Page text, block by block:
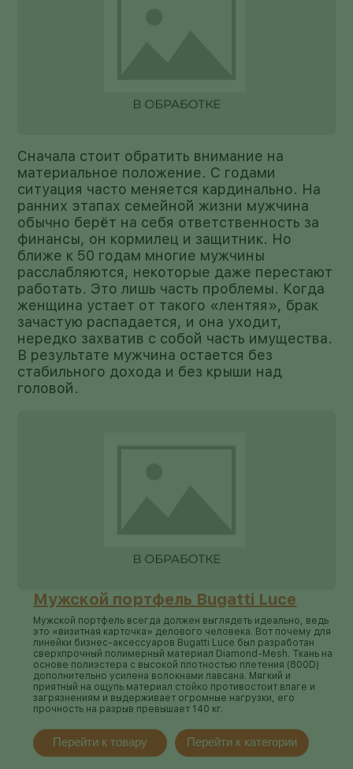
Сначала стоит обратить внимание на
материальное положение. С годами
ситуация часто меняется кардинально. На
ранних этапах семейной жизни мужчина
обычно берёт на себя ответственность за
финансы, он кормилец и защитник. Но
ближе к 50 годам многие мужчины
расслабляются, некоторые даже перестают
работать. Это лишь часть проблемы. Когда
женщина устает от такого «лентяя», брак
зачастую распадается, и она уходит,
нередко захватив с собой часть имущества.
В результате мужчина остается без
стабильного дохода и без крыши над
головой.
Мужской портфель Bugatti Luce
Мужской портфель всегда должен выглядеть идеально, ведь
это «визитная карточка» делового человека. Вот почему для
линейки бизнес-аксессуаров Bugatti Luce был разработан
сверхпрочный полимерный материал Diamond-Mesh. Ткань на
основе полиэстера с высокой плотностью плетения (800D)
дополнительно усилена волокнами лавсана. Мягкий и
приятный на ощупь материал стойко противостоит влаге и
загрязнениям и выдерживает огромные нагрузки, его
прочность на разрыв превышает 140 кг.
Перейти к товару Перейти к категории